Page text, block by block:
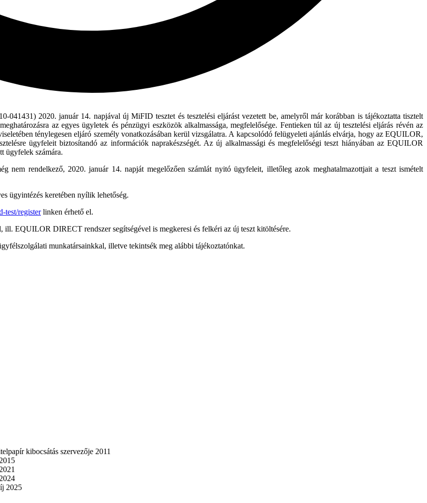
2020. január 14. napjával új MiFID tesztet és tesztelési eljárást vezetett be, amelyről már korábban is tájékoztatta tisztelt
az egyes ügyletek és pénzügyi eszközök alkalmassága, megfelelősége. Fentieken túl az új tesztelési eljárás révén az
ténylegesen eljáró személy vonatkozásában kerül vizsgálatra. A kapcsolódó felügyeleti ajánlás elvárja, hogy az EQUILOR,
ügyfeleit biztosítandó az információk naprakészségét. Az új alkalmassági és megfelelőségi teszt hiányában az EQUILOR
ügyfelek számára.
rendelkező, 2020. január 14. napját megelőzően számlát nyitó ügyfeleit, illetőleg azok meghatalmazottjait a teszt ismételt
ügyintézés keretében nyílik lehetőség.
test/registerlinken érhető el.
EQUILOR DIRECT rendszer segítségével is megkeresi és felkéri az új teszt kitöltésére.
munkatársainkkal, illetve tekintsék meg alábbi tájékoztatónkat.
kibocsátás szervezője 2011
2025